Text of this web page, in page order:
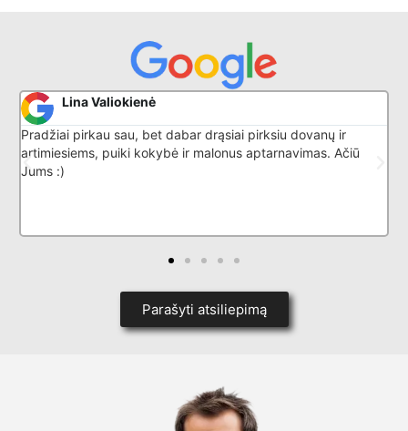
drąsiai pirksiu dovanų ir
aptarnavimas. Ačiū
Puikiai išmano savo darbą,
Parašyti atsiliepimą